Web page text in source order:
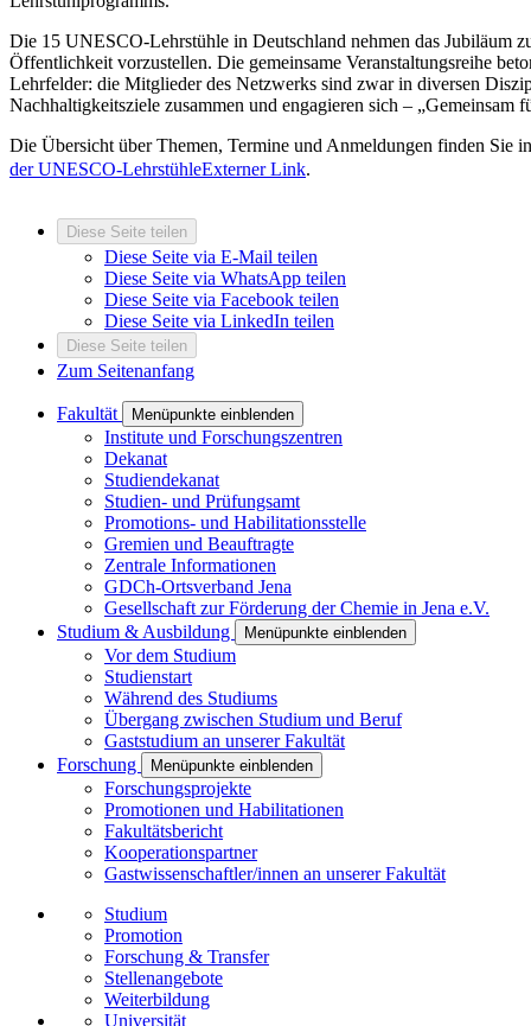
Die 15 UNESCO-Lehrstühle in Deutschland nehmen das Jubiläum
Öffentlichkeit vorzustellen. Die gemeinsame Veranstaltungsreihe
Lehrfelder: die Mitglieder des Netzwerks sind zwar in diversen
Nachhaltigkeitsziele zusammen und engagieren sich – „Gemeinsam
Die Übersicht über Themen, Termine und Anmeldungen finden Sie
der UNESCO-LehrstühleExterner Link.
Diese Seite teilen
Diese Seite via E-Mail teilen
Diese Seite via WhatsApp teilen
Diese Seite via Facebook teilen
Diese Seite via LinkedIn teilen
Diese Seite teilen
Zum Seitenanfang
Fakultät Menüpunkte einblenden
Institute und Forschungszentren
Dekanat
Studiendekanat
Studien- und Prüfungsamt
Promotions- und Habilitationsstelle
Gremien und Beauftragte
Zentrale Informationen
GDCh-Ortsverband Jena
Gesellschaft zur Förderung der Chemie in Jena e.V.
Studium & Ausbildung
Menüpunkte einblenden
Vor dem Studium
Studienstart
Während des Studiums
Übergang zwischen Studium und Beruf
Gaststudium an unserer Fakultät
Forschung
Menüpunkte einblenden
Forschungsprojekte
Promotionen und Habilitationen
Fakultätsbericht
Kooperationspartner
Gastwissenschaftler/innen an unserer Fakultät
Studium
Promotion
Forschung & Transfer
Stellenangebote
Weiterbildung
Universität